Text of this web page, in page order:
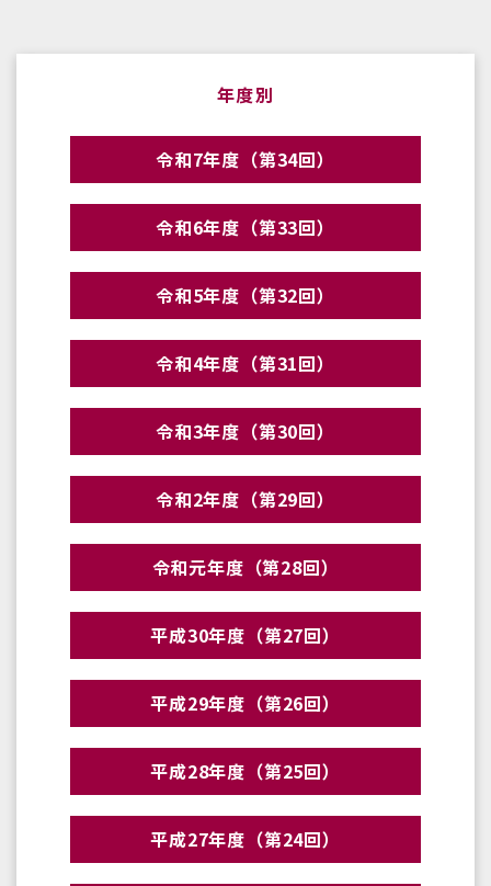
年度別
令和7年度（第34回）
令和6年度（第33回）
令和5年度（第32回）
令和4年度（第31回）
令和3年度（第30回）
令和2年度（第29回）
令和元年度（第28回）
平成30年度（第27回）
平成29年度（第26回）
平成28年度（第25回）
平成27年度（第24回）